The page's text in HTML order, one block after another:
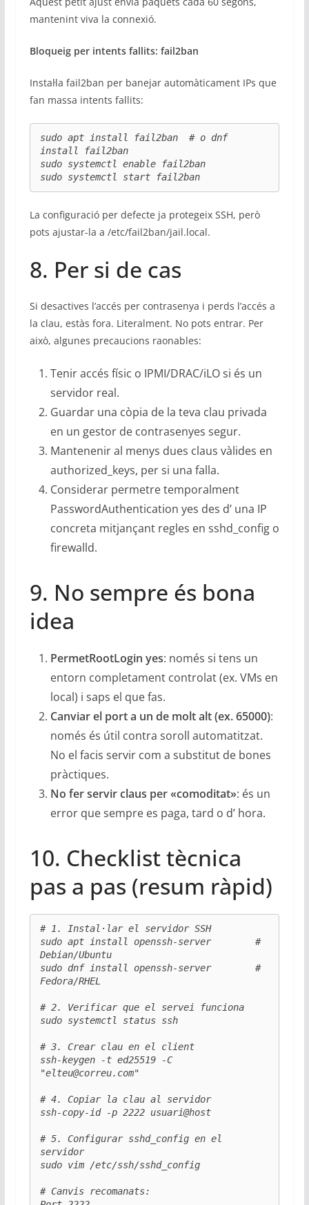
mantenint viva la connexió.
Bloqueig per intents fallits: fail2ban
Instal·la fail2ban per banejar automàticament IPs que
fan massa intents fallits:
sudo apt install fail2ban  # o dnf
install fail2ban
sudo systemctl enable fail2ban
sudo systemctl start fail2ban
La configuració per defecte ja protegeix SSH, però
pots ajustar-la a /etc/fail2ban/jail.local.
8. Per si de cas
Si desactives l’accés per contrasenya i perds l’accés a
la clau, estàs fora. Literalment. No pots entrar. Per
això, algunes precaucions raonables:
Tenir accés físic o IPMI/DRAC/iLO si és un
servidor real.
Guardar una còpia de la teva clau privada
en un gestor de contrasenyes segur.
Mantenenir al menys dues claus vàlides en
authorized_keys, per si una falla.
Considerar permetre temporalment
PasswordAuthentication yes des d’ una IP
concreta mitjançant regles en sshd_config o
firewalld.
9. No sempre és bona
idea
PermetRootLogin yes: només si tens un
entorn completament controlat (ex. VMs en
local) i saps el que fas.
Canviar el port a un de molt alt (ex. 65000):
només és útil contra soroll automatitzat.
No el facis servir com a substitut de bones
pràctiques.
No fer servir claus per «comoditat»: és un
error que sempre es paga, tard o d’ hora.
10. Checklist tècnica
pas a pas (resum ràpid)
# 1. Instal·lar el servidor SSH
sudo apt install openssh-server        #
Debian/Ubuntu
sudo dnf install openssh-server        #
Fedora/RHEL
# 2. Verificar que el servei funciona
sudo systemctl status ssh
# 3. Crear clau en el client
ssh-keygen -t ed25519 -C
"elteu@correu.com"
# 4. Copiar la clau al servidor
ssh-copy-id -p 2222 usuari@host
# 5. Configurar sshd_config en el
servidor
sudo vim /etc/ssh/sshd_config
# Canvis recomanats: